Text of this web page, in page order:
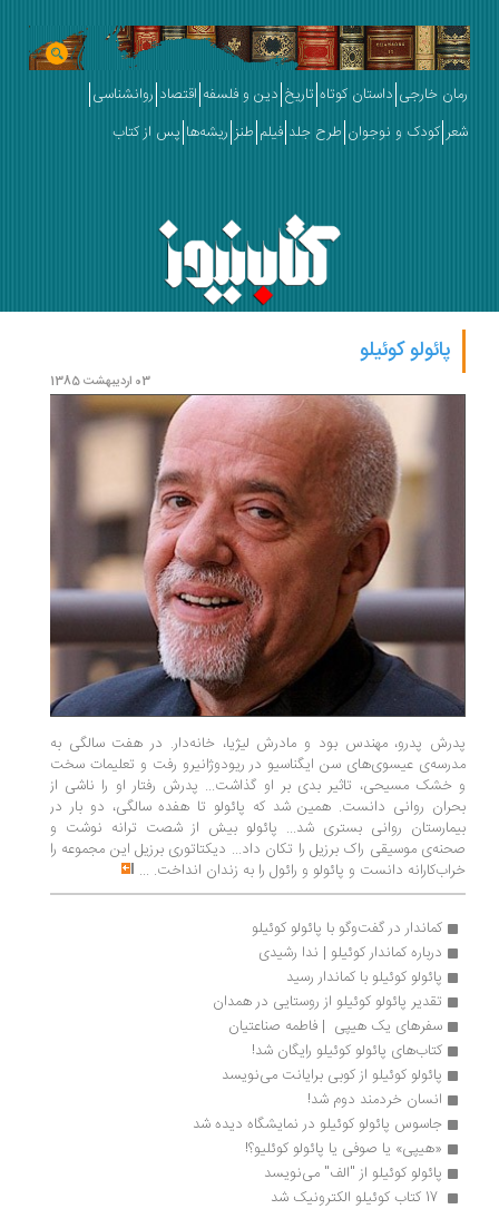
رمان خارجی داستان کوتاه تاریخ دین و فلسفه اقتصاد روانشناسی
شعر کودک و نوجوان طرح جلد فیلم طنز ریشه‌ها پس از کتاب
پائولو کوئیلو
03 اردیبهشت 1385
پدرش‌ پدرو، مهندس‌ بود و مادرش‌ لیژیا، خانه‌دار. در هفت‌ سالگی‌ به‌
مدرسه‌ی‌ عیسوی‌های‌ سن‌ ایگناسیو در ریودوژانیرو رفت‌ و تعلیمات‌ سخت‌
و خشک مسیحی‌، تاثیر بدی‌ بر او گذاشت... پدرش‌ رفتار او را ناشی‌ از
بحران‌ روانی‌ دانست‌. همین شد که‌ پائولو تا هفده‌ سالگی‌، دو بار در
بیمارستان‌ روانی‌ بستری‌ شد... پائولو بیش‌ از شصت‌ ترانه‌ نوشت‌ و
صحنه‌ی‌ موسیقی‌ راک‌ برزیل‌ را تکان‌ داد... دیکتاتوری‌ برزیل‌ این مجموعه‌ را
خراب‌کارانه‌ دانست‌ و پائولو و رائول‌ را به‌ زندان انداخت‌. ...
کماندار در گفت‌وگو با پائولو کوئیلو
درباره کماندار کوئیلو | ندا رشیدی
پائولو کوئیلو با کماندار رسید
تقدیر پائولو کوئیلو از روستایی در همدان
سفرهای یک هیپی  | فاطمه صناعتیان
کتاب‌های پائولو کوئیلو رایگان شد!
پائولو کوئیلو از کوبی برایانت می‌نویسد
انسان خردمند دوم شد!
جاسوس پائولو کوئیلو در نمایشگاه دیده شد
«هیپی» یا صوفی یا پائولو کوئلیو؟!
پائولو کوئیلو از "الف" می‌نویسد